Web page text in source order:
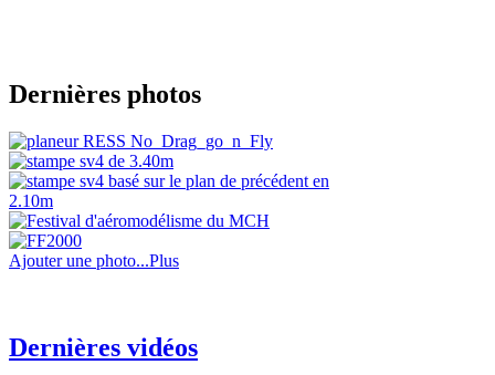
Dernières photos
Ajouter une photo...Plus
Dernières vidéos